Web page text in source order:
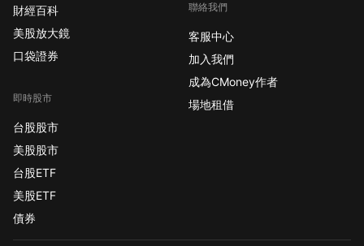
財經百科
美股放大鏡
口袋證券
即時股市
台股股市
美股股市
台股ETF
美股ETF
債券
聯絡我們
客服中心
加入我們
成為CMoney作者
場地租借